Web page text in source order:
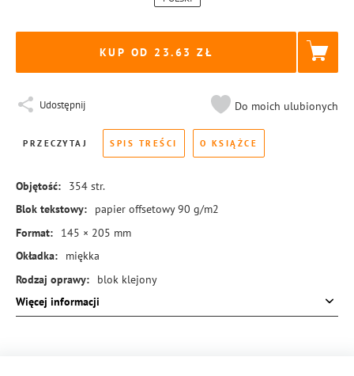
KUP OD 23.63
Udostępnij Do moich ulubionych
PRZECZYTAJ SPIS TREŚCI O KSIĄŻCE
Objętość: 354 str.
Blok tekstowy:
papier offsetowy 90 g/m2
Format:
145 × 205 mm
Okładka:
miękka
Rodzaj oprawy:
blok klejony
ISBN:
978-83-8455-152-3
Więcej informacji